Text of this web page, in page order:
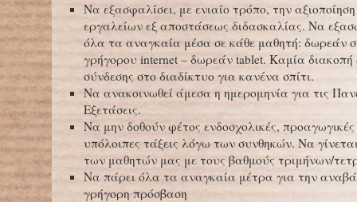
Να εξασφαλίσει, με ενιαίο τρόπο, την
εργαλείων εξ αποστάσεως διδασκαλίας. Να
όλα τα αναγκαία μέσα σε κάθε μαθητή: δωρεάν
γρήγορου internet – δωρεάν tablet. Καμία διακοπή
σύνδεσης στο διαδίκτυο για κανένα σπίτι.
Να ανακοινωθεί άμεσα η ημερομηνία για τις
Εξετάσεις.
Να μην δοθούν φέτος ενδοσχολικές, προαγωγικές
υπόλοιπες τάξεις λόγω των συνθηκών. Να
των μαθητών μας με τους βαθμούς τριμήνων/
Να πάρει όλα τα αναγκαία μέτρα για την
γρήγορη πρόσβαση